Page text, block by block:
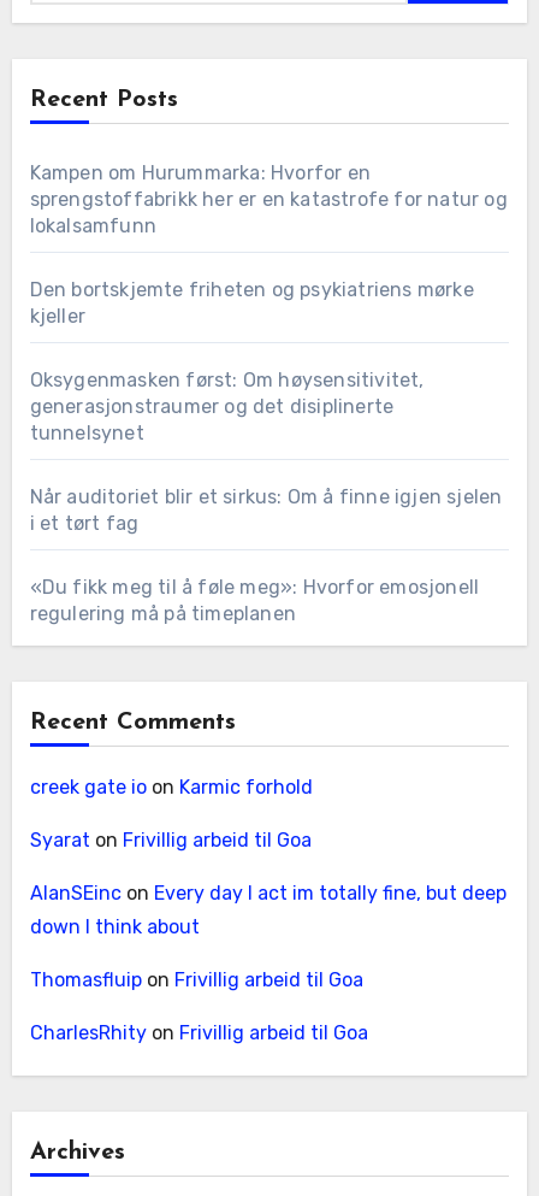
Recent Posts
Kampen om Hurummarka: Hvorfor en
sprengstoffabrikk her er en katastrofe for natur og
lokalsamfunn
Den bortskjemte friheten og psykiatriens mørke
kjeller
Oksygenmasken først: Om høysensitivitet,
generasjonstraumer og det disiplinerte
tunnelsynet
Når auditoriet blir et sirkus: Om å finne igjen sjelen
i et tørt fag
«Du fikk meg til å føle meg»: Hvorfor emosjonell
regulering må på timeplanen
Recent Comments
creek gate ioon Karmic forhold
Syarat on Frivillig arbeid til Goa
AlanSEincon Every day I act im totally fine, but deep
down I think about
Thomasfluipon Frivillig arbeid til Goa
CharlesRhityon Frivillig arbeid til Goa
Archives